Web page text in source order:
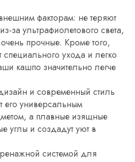
факторам: не теряют
за ультрафиолетового света,
прочные. Кроме того,
специального ухода и легко
кашпо значительно легче
и современный стиль
универсальным
а плавные изящные
углы и создадут уют в
системой для